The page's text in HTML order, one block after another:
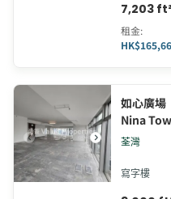
7,203
租金:
如心廣場
Nina
荃灣
寫字樓